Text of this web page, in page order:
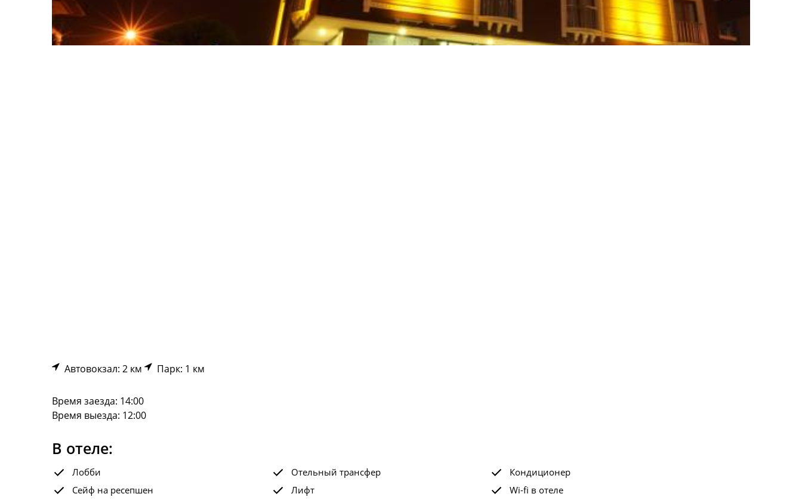
Автовокзал: 2 км Парк: 1 км
Время заезда: 14:00
Время выезда: 12:00
В отеле:
Лобби Отельный трансфер
Кондиционер
Сейф на ресепшен
Лифт
Wi-fi в отеле